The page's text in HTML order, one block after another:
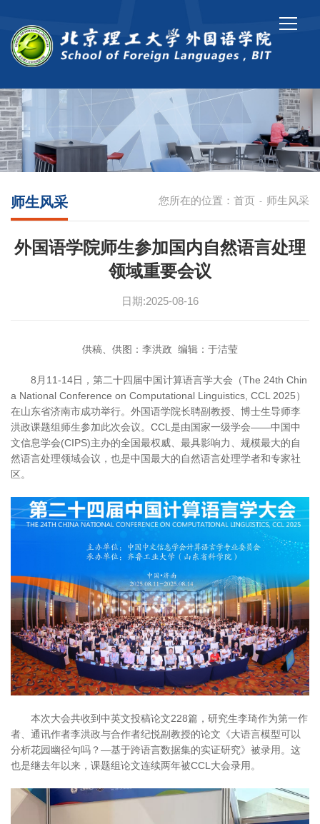
您所在的位置： 首页 - 师生风采
师生风采
外国语学院师生参加国内自然语言处理
领域重要会议
日期:2025-08-16
供稿、供图：李洪政 编辑：于洁莹
8月11-14日，第二十四届中国计算语言学大会（The 24th Chin
a National Conference on Computational Linguistics, CCL 2025）
在山东省济南市成功举行。外国语学院长聘副教授、博士生导师李
洪政课题组师生参加此次会议。CCL是由国家一级学会——中国中
文信息学会(CIPS)主办的全国最权威、最具影响力、规模最大的自
然语言处理领域会议，也是中国最大的自然语言处理学者和专家社
区。
本次大会共收到中英文投稿论文228篇，研究生李琦作为第一作
者、通讯作者李洪政与合作者纪悦副教授的论文《大语言模型可以
分析花园幽径句吗？—基于跨语言数据集的实证研究》被录用。这
也是继去年以来，课题组论文连续两年被CCL大会录用。